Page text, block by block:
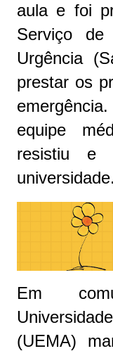
aula e foi
Serviço de
Urgência
prestar os
equipe
resistiu e
universidade.
Em
(UEMA)